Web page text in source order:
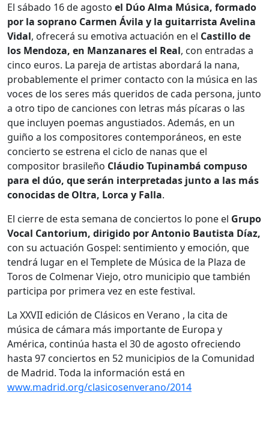
El sábado 16 de agosto el Dúo Alma Música, formado
por la soprano Carmen Ávila y la guitarrista Avelina
Vidal, ofrecerá su emotiva actuación en el Castillo de
los Mendoza, en Manzanares el Real, con entradas a
cinco euros. La pareja de artistas abordará la nana,
probablemente el primer contacto con la música en las
voces de los seres más queridos de cada persona, junto
a otro tipo de canciones con letras más pícaras o las
que incluyen poemas angustiados. Además, en un
guiño a los compositores contemporáneos, en este
concierto se estrena el ciclo de nanas que el
compositor brasileño Cláudio Tupinambá compuso
para el dúo, que serán interpretadas junto a las más
conocidas de Oltra, Lorca y Falla.
El cierre de esta semana de conciertos lo pone el Grupo
Vocal Cantorium, dirigido por Antonio Bautista Díaz,
con su actuación Gospel: sentimiento y emoción, que
tendrá lugar en el Templete de Música de la Plaza de
Toros de Colmenar Viejo, otro municipio que también
participa por primera vez en este festival.
La XXVII edición de Clásicos en Verano , la cita de
música de cámara más importante de Europa y
América, continúa hasta el 30 de agosto ofreciendo
hasta 97 conciertos en 52 municipios de la Comunidad
de Madrid. Toda la información está en
www.madrid.org/clasicosenverano/2014